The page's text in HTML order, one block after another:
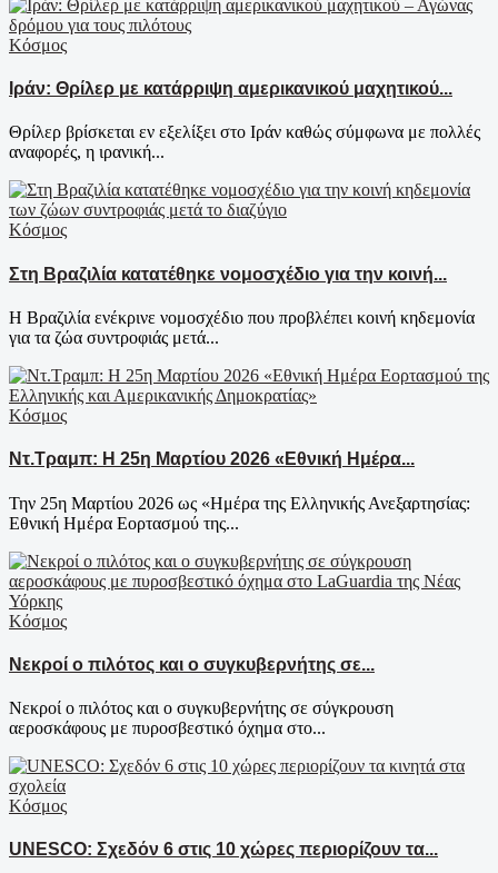
Κόσμος
Ιράν: Θρίλερ με κατάρριψη αμερικανικού μαχητικού...
Θρίλερ βρίσκεται εν εξελίξει στο Ιράν καθώς σύμφωνα με πολλές
αναφορές, η ιρανική...
Κόσμος
Στη Βραζιλία κατατέθηκε νομοσχέδιο για την κοινή...
Η Βραζιλία ενέκρινε νομοσχέδιο που προβλέπει κοινή κηδεμονία
για τα ζώα συντροφιάς μετά...
Κόσμος
Ντ.Τραμπ: Η 25η Μαρτίου 2026 «Εθνική Ημέρα...
Την 25η Μαρτίου 2026 ως «Ημέρα της Ελληνικής Ανεξαρτησίας:
Εθνική Ημέρα Εορτασμού της...
Κόσμος
Νεκροί ο πιλότος και ο συγκυβερνήτης σε...
Νεκροί ο πιλότος και ο συγκυβερνήτης σε σύγκρουση
αεροσκάφους με πυροσβεστικό όχημα στο...
Κόσμος
UNESCO: Σχεδόν 6 στις 10 χώρες περιορίζουν τα...